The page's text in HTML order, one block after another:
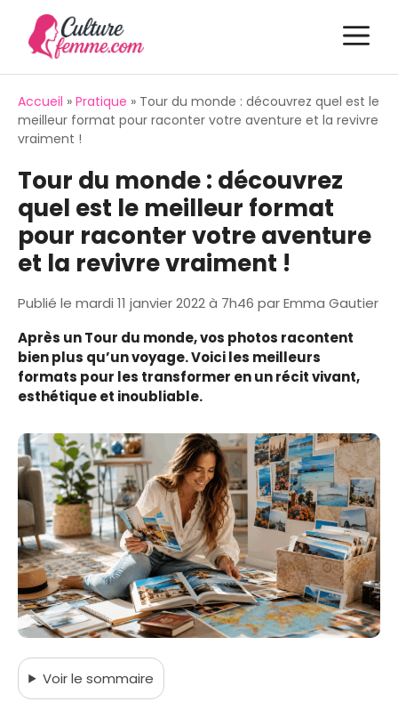
contenu
Accueil » Pratique » Tour du monde : découvrez quel est le
meilleur format pour raconter votre aventure et la revivre
vraiment !
Tour du monde : découvrez
quel est le meilleur format
pour raconter votre aventure
et la revivre vraiment !
Publié le mardi 11 janvier 2022 à 7h46 parEmma Gautier
Après un Tour du monde, vos photos racontent
bien plus qu’un voyage. Voici les meilleurs
formats pour les transformer en un récit vivant,
esthétique et inoubliable.
Voirle sommaire